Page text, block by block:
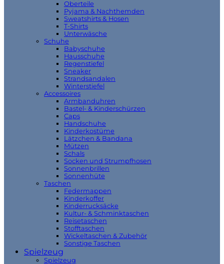
Oberteile
Pyjama & Nachthemden
Sweatshirts & Hosen
T-Shirts
Unterwäsche
Schuhe
Babyschuhe
Hausschuhe
Regenstiefel
Sneaker
Strandsandalen
Winterstiefel
Accessoires
Armbanduhren
Bastel- & Kinderschürzen
Caps
Handschuhe
Kinderkostüme
Lätzchen & Bandana
Mützen
Schals
Socken und Strumpfhosen
Sonnenbrillen
Sonnenhüte
Taschen
Federmappen
Kinderkoffer
Kinderrucksäcke
Kultur- & Schminktaschen
Reisetaschen
Stofftaschen
Wickeltaschen & Zubehör
Sonstige Taschen
Spielzeug
Spielzeug